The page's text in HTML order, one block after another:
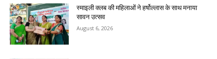
स्माइली क्लब की महिलाओं ने हर्षोल्लास के साथ मनाया
सावन उत्सव
August 6, 2026